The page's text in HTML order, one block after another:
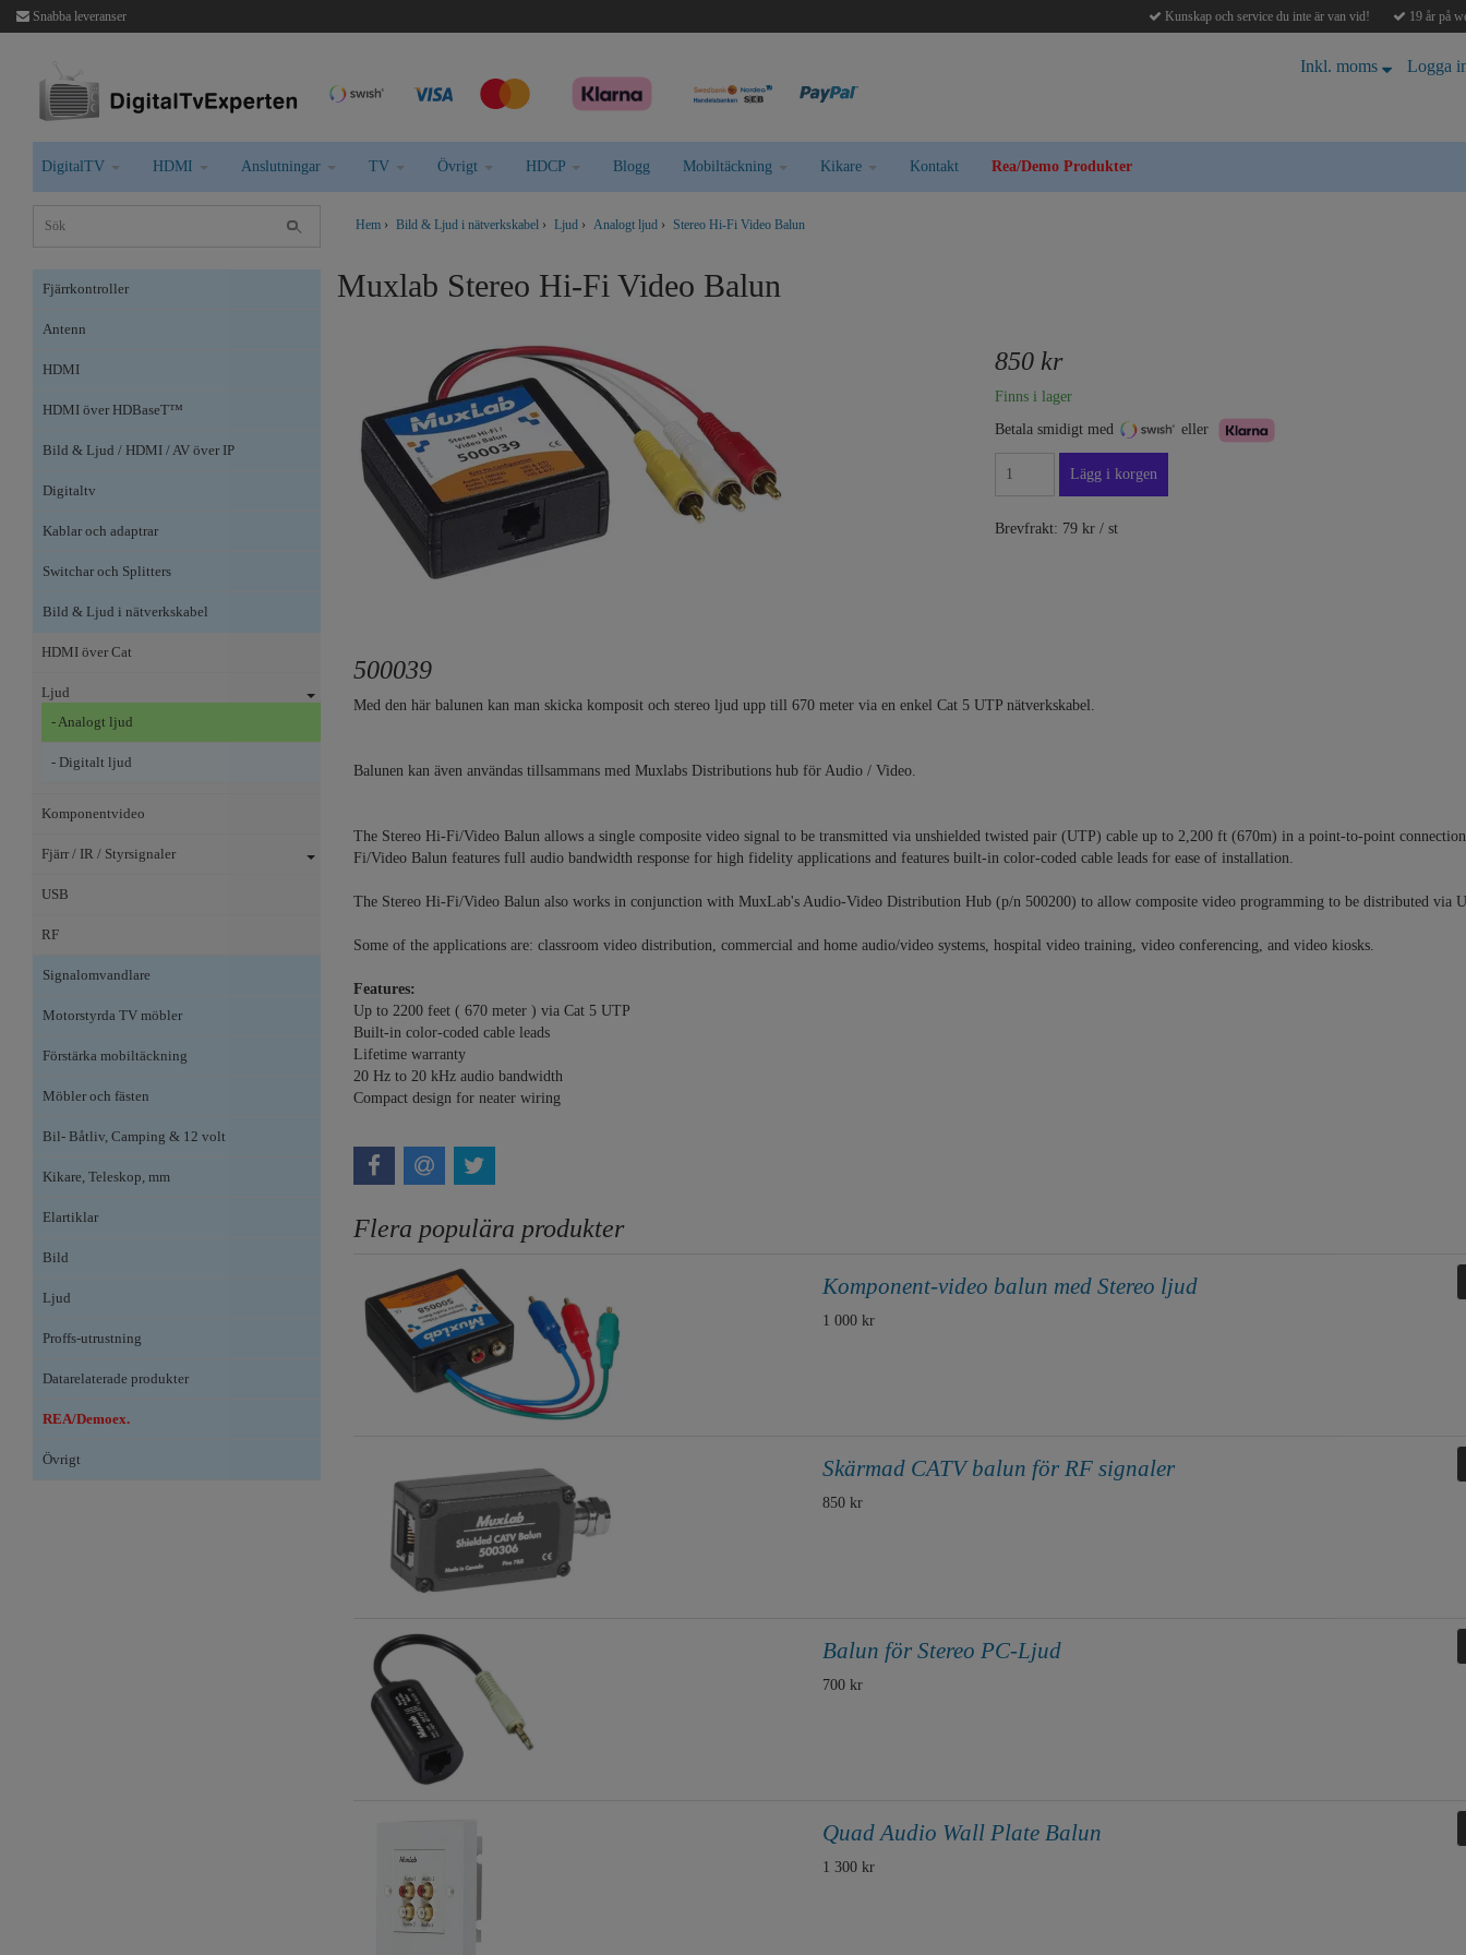
Snabba leveranser Kunskap och service du inte är van vid! 19 år på
Inkl. moms Logga
DigitalTV HDMI Anslutningar TV Övrigt HDCP Blogg Mobiltäckning Kikare Kontakt Rea/Demo Produkter
Fjärrkontroller
Antenn
HDMI
HDMI över HDBaseT™
Bild & Ljud / HDMI / AV över IP
Digitaltv
Kablar och adaptrar
Switchar och Splitters
Bild & Ljud i nätverkskabel
HDMI över Cat
Ljud
- Analogt ljud
- Digitalt ljud
Komponentvideo
Fjärr / IR / Styrsignaler
USB
RF
Signalomvandlare
Motorstyrda TV möbler
Förstärka mobiltäckning
Möbler och fästen
Bil- Båtliv, Camping & 12 volt
Kikare, Teleskop, mm
Elartiklar
Bild
Ljud
Proffs-utrustning
Datarelaterade produkter
REA/Demoex.
Övrigt
Hem › Bild & Ljud i nätverkskabel › Ljud › Analogt ljud › Stereo Hi-Fi Video Balun
Muxlab Stereo Hi-Fi Video Balun
850 kr
Finns i lager
Betala smidigt med
eller
Brevfrakt: 79 kr / st
500039
Med den här balunen kan man skicka komposit och stereo ljud upp till 670 meter via en enkel Cat 5 UTP nätverkskabel.
Balunen kan även användas tillsammans med Muxlabs Distributions hub för Audio / Video.
The Stereo Hi-Fi/Video Balun allows a single composite video signal to be transmitted via unshielded twisted pair (UTP) cable up to 2,200 ft (670m) in a point-to-point
Fi/Video Balun features full audio bandwidth response for high fidelity applications and features built-in color-coded cable leads for ease of installation.
The Stereo Hi-Fi/Video Balun also works in conjunction with MuxLab's Audio-Video Distribution Hub (p/n 500200) to allow composite video programming to be distributed via
Some of the applications are: classroom video distribution, commercial and home audio/video systems, hospital video training, video conferencing, and video kiosks.
Features:
Up to 2200 feet ( 670 meter ) via Cat 5 UTP
Built-in color-coded cable leads
Lifetime warranty
20 Hz to 20 kHz audio bandwidth
Compact design for neater wiring
Flera populära produkter
Komponent-video balun med Stereo ljud
1 000 kr
Skärmad CATV balun för RF signaler
850 kr
Balun för Stereo PC-Ljud
700 kr
Quad Audio Wall Plate Balun
1 300 kr